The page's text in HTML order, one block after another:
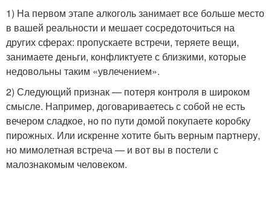
1) На первом этапе алкоголь занимает все больше место
в вашей реальности и мешает сосредоточиться на
других сферах: пропускаете встречи, теряете вещи,
занимаете деньги, конфликтуете с близкими, которые
недовольны таким «ув­лечением».
2) Следующий признак — по­теря контроля в широком
смысле. Например, договариваетесь с собой не есть
вечером сладкое, но по пути домой по­купаете коробку
пирожных. Или искренне хотите быть верным партнеру,
но мимолетная встре­ча — и вот вы в постели с
малознакомым человеком.